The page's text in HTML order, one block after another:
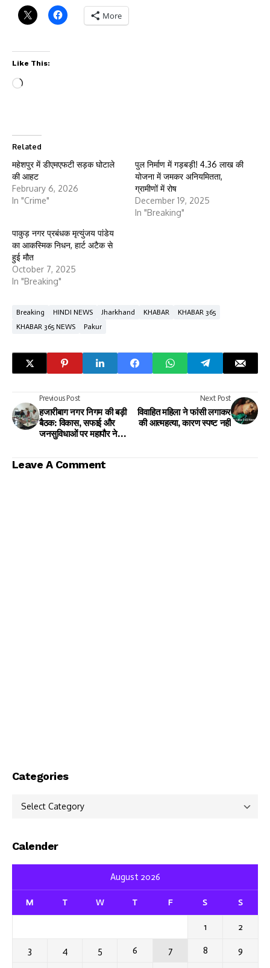
More
Like This:
Loading…
Related
महेशपुर में डीएमएफटी सड़क घोटाले
की आहट
February 6, 2026
In "Crime"
पुल निर्माण में गड़बड़ी! 4.36 लाख की
योजना में जमकर अनियमितता,
ग्रामीणों में रोष
December 19, 2025
In "Breaking"
पाकुड़ नगर प्रबंधक मृत्युंजय पांडेय
का आकस्मिक निधन, हार्ट अटैक से
हुई मौत
October 7, 2025
In "Breaking"
Breaking HINDI NEWS Jharkhand KHABAR
KHABAR 365
KHABAR 365 NEWS
Pakur
Previous Post
हजारीबाग नगर निगम की बड़ी
बैठक: विकास, सफाई और
जनसुविधाओं पर महापौर ने
Next Post
विवाहित महिला ने फांसी लगाकर
की आत्महत्या, कारण स्पष्ट नहीं
Leave A Comment
Categories
Categories
Calender
August 2026
M T W T F S S
1 2
3 4 5 6 7 8 9